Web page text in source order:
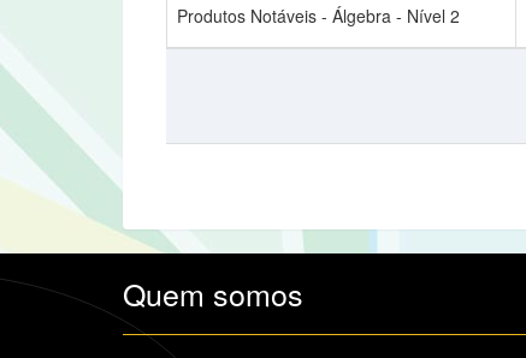
Produtos Notáveis - Álgebra - Nível 2
Quem somos